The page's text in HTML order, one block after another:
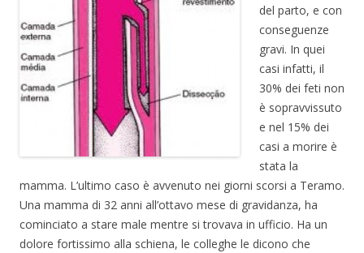
del parto, e con
conseguenze
gravi. In quei
casi infatti, il
30% dei feti non
è sopravvissuto
e nel 15% dei
casi a morire è
stata la
mamma. L’ultimo caso è avvenuto nei giorni scorsi a Teramo.
Una mamma di 32 anni all’ottavo mese di gravidanza, ha
cominciato a stare male mentre si trovava in ufficio. Ha un
dolore fortissimo alla schiena, le colleghe le dicono che